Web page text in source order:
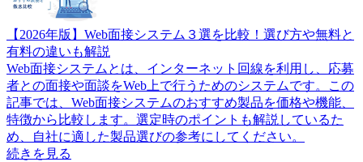
【2026年版】Web面接システム３選を比較！選び方や無料と
有料の違いも解説
Web面接システムとは、インターネット回線を利用し、応募
者との面接や面談をWeb上で行うためのシステムです。この
記事では、Web面接システムのおすすめ製品を価格や機能、
特徴から比較します。選定時のポイントも解説しているた
め、自社に適した製品選びの参考にしてください。
続きを見る